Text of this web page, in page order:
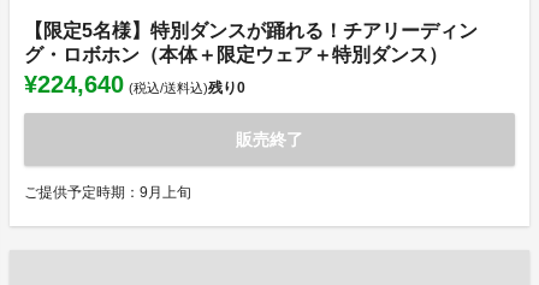
【限定5名様】特別ダンスが踊れる！チアリーディン
グ・ロボホン（本体＋限定ウェア＋特別ダンス）
¥224,640 (税込/送料込)残り0
販売終了
ご提供予定時期：9月上旬